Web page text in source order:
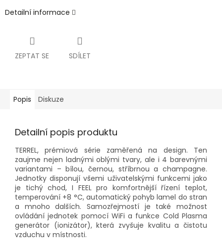
Detailní informace
ZEPTAT SE SDÍLET
Popis Diskuze
Detailní popis produktu
TERREL, prémiová série zaměřená na design. Ten
zaujme nejen ladnými oblými tvary, ale i 4 barevnými
variantami – bílou, černou, stříbrnou a champagne.
Jednotky disponují všemi uživatelskými funkcemi jako
je tichý chod, I FEEL pro komfortnější řízení teplot,
temperování +8 °C, automatický pohyb lamel do stran
a mnoho dalších. Samozřejmostí je také možnost
ovládání jednotek pomocí WiFi a funkce Cold Plasma
generátor (ionizátor), která zvyšuje kvalitu a čistotu
vzduchu v místnosti.